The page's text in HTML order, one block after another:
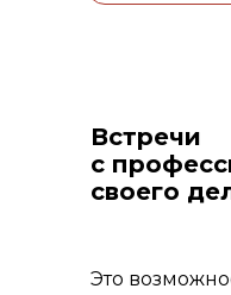
Встречи
с
своего
Это